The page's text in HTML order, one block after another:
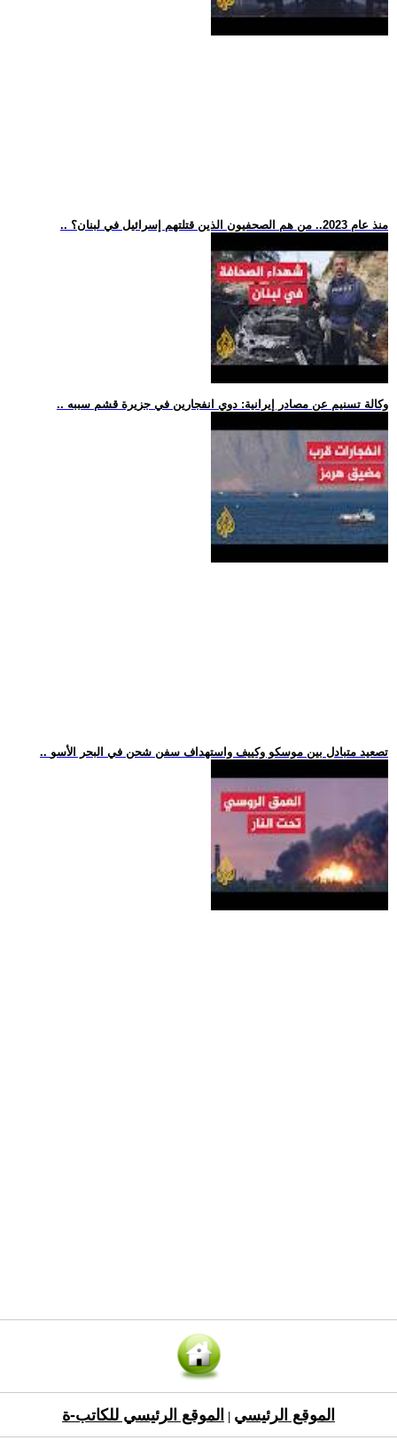
.. منذ عام 2023.. من هم الصحفيون الذين قتلتهم إسرائيل في لبنان؟
.. وكالة تسنيم عن مصادر إيرانية: دوي انفجارين في جزيرة قشم سببه
.. تصعيد متبادل بين موسكو وكييف واستهداف سفن شحن في البحر الأسو
الموقع الرئيسي الموقع الرئيسي للكاتب-ة